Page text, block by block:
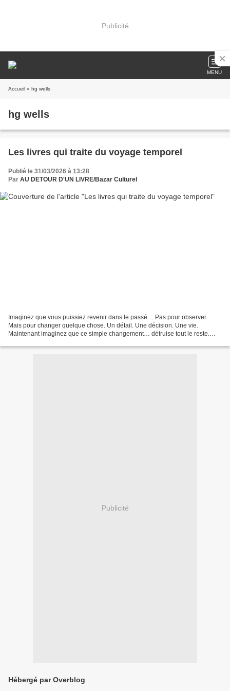
Publicité
MENU
Accueil » hg wells
hg wells
Les livres qui traite du voyage temporel
Publié le 31/03/2026 à 13:28
Par AU DETOUR D'UN LIVRE/Bazar Culturel
Imaginez que vous puissiez revenir dans le passé… Pas pour observer.
Mais pour changer quelque chose. Un détail. Une décision. Une vie.
Maintenant imaginez que ce simple changement… détruise tout le reste.
Publicité
Hébergé par Overblog